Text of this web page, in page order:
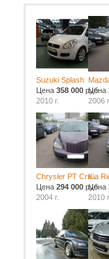
Suzuki Splash
Цена 358 000 руб.
2010 г.
Цена
2006
Chrysler PT Cru...
Цена 294 000 руб.
2004 г.
Kia
Цена
2010